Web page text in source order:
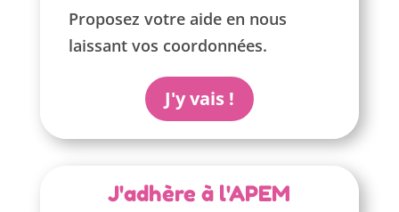
Proposez votre aide en nous
laissant vos coordonnées.
J'y vais !
J'adhère à l'APEM